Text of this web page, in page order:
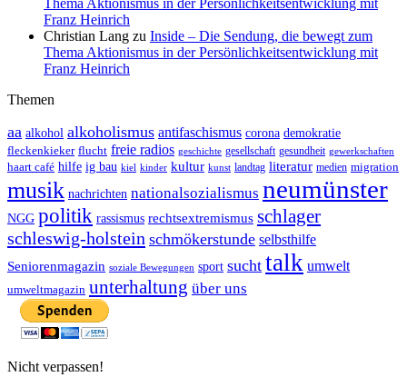
Thema Aktionismus in der Persönlichkeitsentwicklung mit
Franz Heinrich
Christian Lang zu Inside – Die Sendung, die bewegt zum
Thema Aktionismus in der Persönlichkeitsentwicklung mit
Franz Heinrich
Themen
aa alkohol alkoholismus antifaschismus corona demokratie
fleckenkieker flucht freie radios geschichte gesellschaft gesundheit gewerkschaften
haart café hilfe ig bau kiel kinder kultur kunst landtag literatur medien migration
musik nachrichten nationalsozialismus neumünster
NGG politik rassismus rechtsextremismus schlager
schleswig-holstein schmökerstunde selbsthilfe
Seniorenmagazin soziale Bewegungen sport sucht talk umwelt
umweltmagazin unterhaltung über uns
Nicht verpassen!